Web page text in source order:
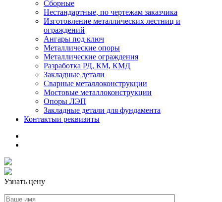
Сборные
Нестандартные, по чертежам заказчика
Изготовление металлических лестниц и
ограждений
Ангары под ключ
Металлические опоры
Металлические ограждения
Разработка РД, КМ, КМД
Закладные детали
Сварные металлоконструкции
Мостовые металлоконструкции
Опоры ЛЭП
Закладные детали для фундамента
Контактыи реквизиты
Узнать цену